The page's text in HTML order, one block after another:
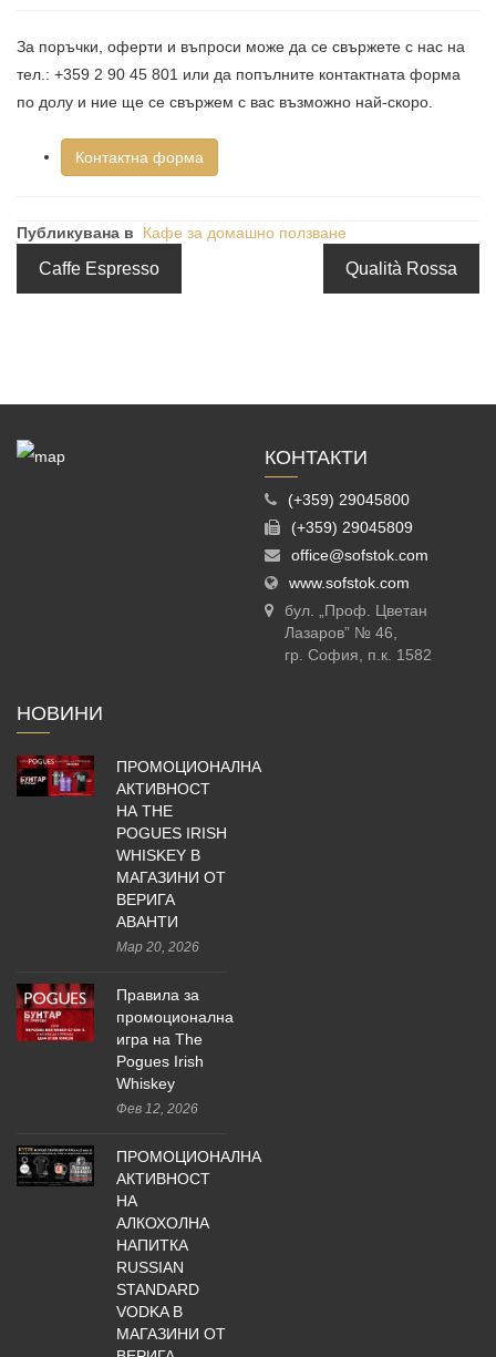
За поръчки, оферти и въпроси може да се свържете с нас на
тел.: +359 2 90 45 801 или да попълните контактната форма
по долу и ние ще се свържем с вас възможно най-скоро.
Контактна форма
Публикувана в Кафе за домашно ползване
Caffe Espresso Qualità Rossa
КОНТАКТИ
(+359) 29045800
(+359) 29045809
office@sofstok.com
www.sofstok.com
бул. „Проф. Цветан
Лазаров” № 46,
гр. София, п.к. 1582
НОВИНИ
ПРОМОЦИОНАЛНА
АКТИВНОСТ
НА THE
POGUES IRISH
WHISKEY В
МАГАЗИНИ ОТ
ВЕРИГА
АВАНТИ
Мар 20, 2026
Правила за
промоционална
игра на The
Pogues Irish
Whiskey
Фев 12, 2026
ПРОМОЦИОНАЛНА
АКТИВНОСТ
НА
АЛКОХОЛНА
НАПИТКА
RUSSIAN
STANDARD
VODKA В
МАГАЗИНИ ОТ